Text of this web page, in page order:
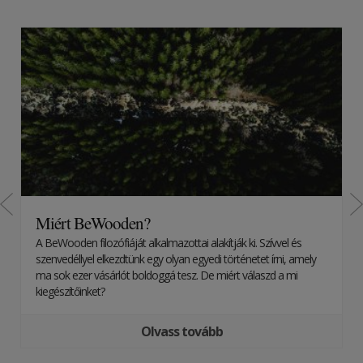
Miért BeWooden?
A BeWooden filozófiáját alkalmazottai alakítják ki. Szívvel és
szenvedéllyel elkezdtünk egy olyan egyedi történetet írni, amely
ma sok ezer vásárlót boldoggá tesz. De miért válaszd a mi
kiegészítőinket?
Olvass tovább